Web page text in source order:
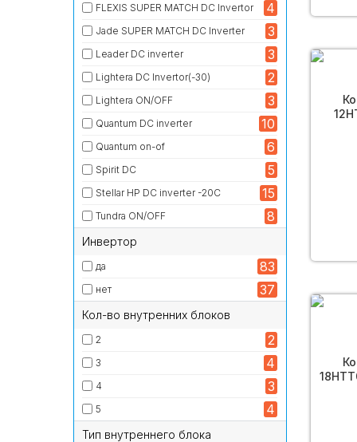
FLEXIS SUPER MATCH DC Invertor 4
Jade SUPER MATCH DC Inverter 3
Leader DC inverter 3
Lightera DC Invertor(-30) 2
Lightera ON/OFF 3
Quantum DC inverter 10
Quantum on-of 6
Spirit DC 5
Stellar HP DC inverter -20С 15
Tundra ON/OFF 8
Инвертор
да 83
нет 37
Кол-во внутренних блоков
2 2
3 4
4 3
5 4
Тип внутреннего блока